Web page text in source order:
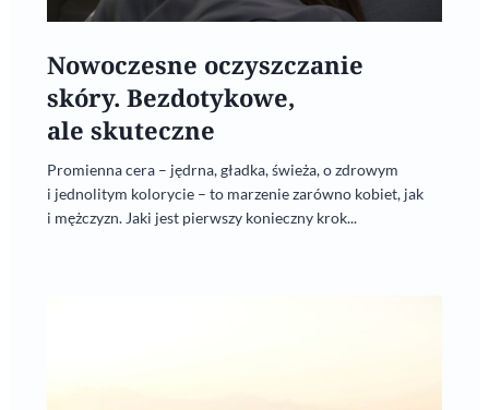
Nowoczesne oczyszczanie
skóry. Bezdotykowe,
ale skuteczne
Promienna cera – jędrna, gładka, świeża, o zdrowym
i jednolitym kolorycie – to marzenie zarówno kobiet, jak
i mężczyzn. Jaki jest pierwszy konieczny krok...